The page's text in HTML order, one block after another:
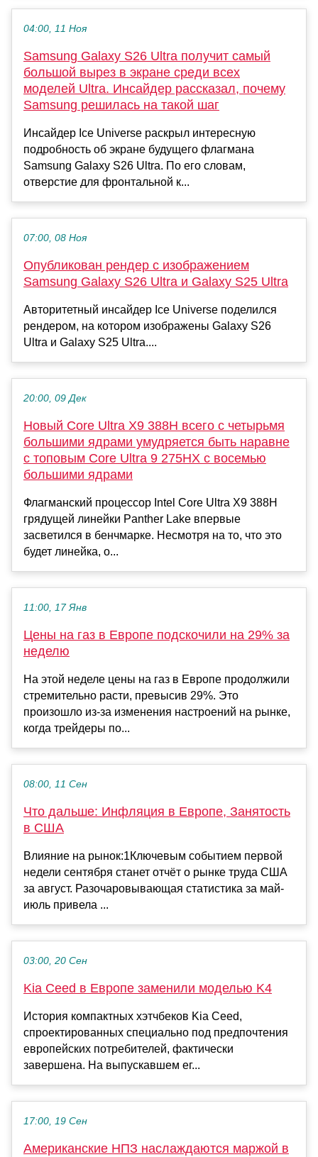
04:00, 11 Ноя
Samsung Galaxy S26 Ultra получит самый
большой вырез в экране среди всех
моделей Ultra. Инсайдер рассказал, почему
Samsung решилась на такой шаг
Инсайдер Ice Universe раскрыл интересную
подробность об экране будущего флагмана
Samsung Galaxy S26 Ultra. По его словам,
отверстие для фронтальной к...
07:00, 08 Ноя
Опубликован рендер с изображением
Samsung Galaxy S26 Ultra и Galaxy S25 Ultra
Авторитетный инсайдер Ice Universe поделился
рендером, на котором изображены Galaxy S26
Ultra и Galaxy S25 Ultra....
20:00, 09 Дек
Новый Core Ultra X9 388H всего с четырьмя
большими ядрами умудряется быть наравне
с топовым Core Ultra 9 275HX с восемью
большими ядрами
Флагманский процессор Intel Core Ultra X9 388H
грядущей линейки Panther Lake впервые
засветился в бенчмарке. Несмотря на то, что это
будет линейка, о...
11:00, 17 Янв
Цены на газ в Европе подскочили на 29% за
неделю
На этой неделе цены на газ в Европе продолжили
стремительно расти, превысив 29%. Это
произошло из-за изменения настроений на рынке,
когда трейдеры по...
08:00, 11 Сен
Что дальше: Инфляция в Европе, Занятость
в США
Влияние на рынок:1Ключевым событием первой
недели сентября станет отчёт о рынке труда США
за август. Разочаровывающая статистика за май-
июль привела ...
03:00, 20 Сен
Kia Ceed в Европе заменили моделью K4
История компактных хэтчбеков Kia Ceed,
спроектированных специально под предпочтения
европейских потребителей, фактически
завершена. На выпускавшем ег...
17:00, 19 Сен
Американские НПЗ наслаждаются маржой в